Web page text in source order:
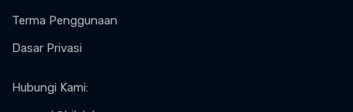
Terma Penggunaan
Dasar Privasi
Hubungi Kami: